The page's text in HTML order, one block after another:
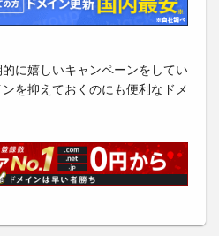
に嬉しいキャンペーンをしてい
を抑えておくのにも便利なドメ